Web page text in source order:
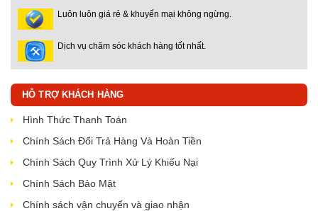
Luôn luôn giá rẻ & khuyến mại không ngừng.
Dịch vụ chăm sóc khách hàng tốt nhất.
HỖ TRỢ KHÁCH HÀNG
Hình Thức Thanh Toán
Chính Sách Đổi Trả Hàng Và Hoàn Tiền
Chính Sách Quy Trình Xử Lý Khiếu Nại
Chính Sách Bảo Mật
Chính sách vận chuyển và giao nhận